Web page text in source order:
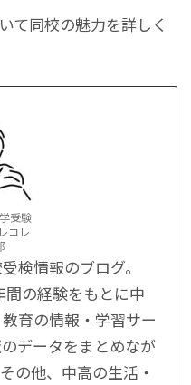
て同校の魅力を詳しく
受験
コレ
検情報のブログ。
間の経験をもとに中
育の情報・学習サー
データをまとめなが
の他、中高の生活・